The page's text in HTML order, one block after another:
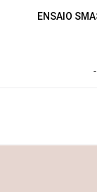
ENSAIO